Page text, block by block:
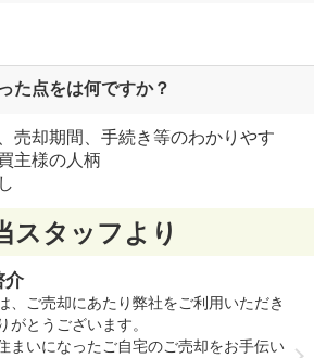
た点をは何ですか？
売却期間、手続き等のわかりやす
主様の人柄
スタッフより
介
、ご売却にあたり弊社をご利用いただき
がとうございます。
まいになったご自宅のご売却をお手伝い